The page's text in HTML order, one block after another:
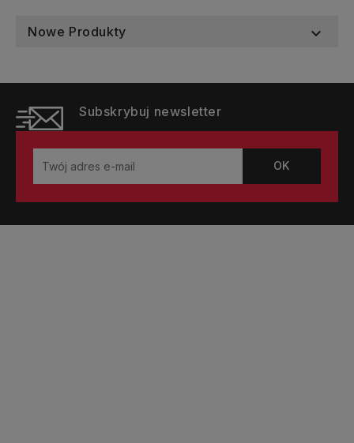
Nowe Produkty 
Subskrybuj newsletter